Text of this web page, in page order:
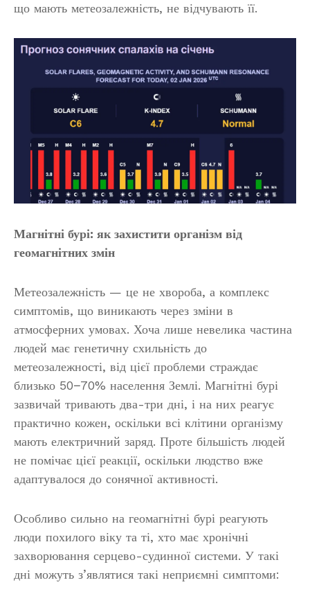
що мають метеозалежність, не відчувають її.
Магнітні бурі: як захистити організм від
геомагнітних змін
Метеозалежність — це не хвороба, а комплекс
симптомів, що виникають через зміни в
атмосферних умовах. Хоча лише невелика частина
людей має генетичну схильність до
метеозалежності, від цієї проблеми страждає
близько 50−70% населення Землі. Магнітні бурі
зазвичай тривають два-три дні, і на них реагує
практично кожен, оскільки всі клітини організму
мають електричний заряд. Проте більшість людей
не помічає цієї реакції, оскільки людство вже
адаптувалося до сонячної активності.
Особливо сильно на геомагнітні бурі реагують
люди похилого віку та ті, хто має хронічні
захворювання серцево-судинної системи. У такі
дні можуть з’являтися такі неприємні симптоми: